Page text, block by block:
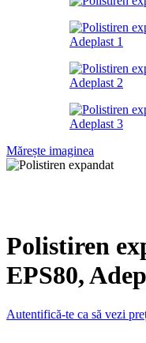
Mărește imaginea
Polistiren
EPS80,
Autentifică-te ca să vezi